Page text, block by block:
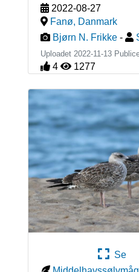
2022-08-27
Fanø, Danmark
Bjørn N. Frikke -
Uploadet 2022-11-13
4 1277
Se